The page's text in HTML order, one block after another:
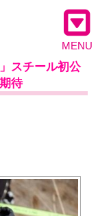
MENU
スチール初公
待